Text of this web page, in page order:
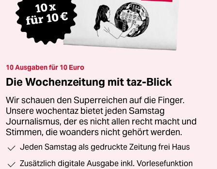
10 Ausgaben für 10 Euro
Die Wochenzeitung mit taz-Blick
Wir schauen den Superreichen auf die Finger.
Unsere wochentaz bietet jeden Samstag
Journalismus, der es nicht allen recht macht und
Stimmen, die woanders nicht gehört werden.
Jeden Samstag als gedruckte Zeitung frei Haus
Zusätzlich digitale Ausgabe inkl. Vorlesefunktion